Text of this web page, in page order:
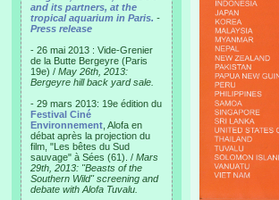
and its partners, at the
tropical aquarium in Paris. -
Press release
- 26 mai 2013 : Vide-Grenier
de la Butte Bergeyre (Paris
19e) / May 26th, 2013:
Bergeyre hill back yard sale.
- 29 mars 2013: 19e édition du
Festival Ciné
Environnement , Alofa en
débat après la projection du
film, "Les bêtes du Sud
sauvage" à Sées (61). / Mars
29th, 2013: "Beasts of the
Southern Wild" screening and
debate with Alofa Tuvalu.